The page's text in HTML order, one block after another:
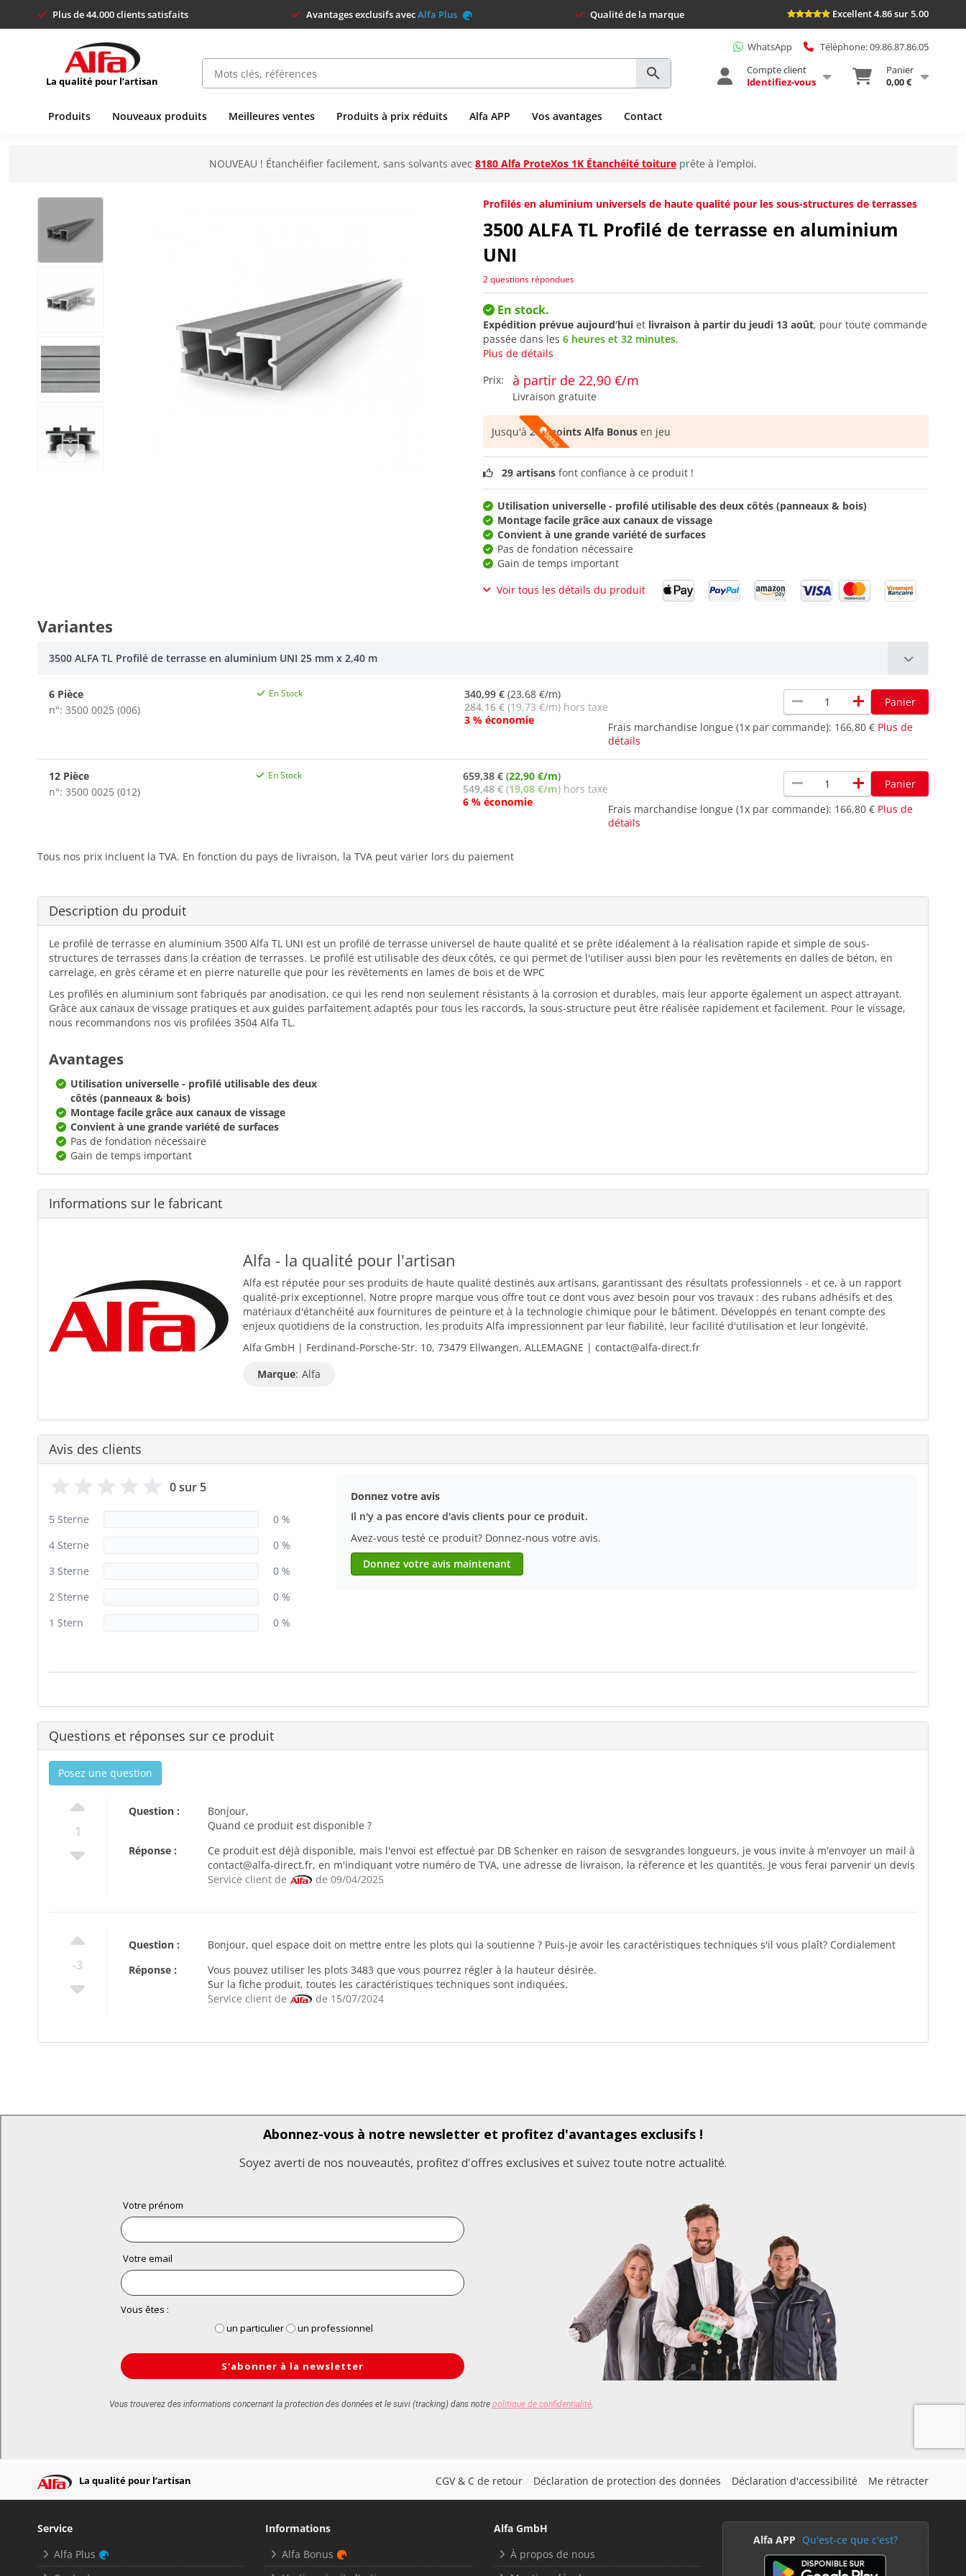
Plus de 44.000 clients satisfaits Avantages exclusifs avecAlfa Plus Qualité de la marque Excellent 4.86 sur 5.00
La qualité pour l’artisan
WhatsApp
Téléphone: 09.86.87.86.05
Compte client
Identifiez-vous
Panier
0,00 €
Produits Nouveaux produits Meilleures ventes Produits à prix réduits Alfa APP Vos avantages Contact
NOUVEAU ! Étanchéifier facilement, sans solvants avec 8180 Alfa ProteXos 1K Étanchéité toiture prête à l’emploi.
Profilés en aluminium universels de haute qualité pour les sous-structures de terrasses
3500 ALFA TL Profilé de terrasse en aluminium
UNI
2 questions répondues
En stock.
Expédition prévue aujourd’hui et livraison à partir du jeudi 13 août, pour toute commande
passée dans les 6 heures et 32 minutes.
Plus de détails
Prix:
à partir de 22,90 €/m
Livraison gratuite
Jusqu'à274 points Alfa Bonus en jeu
29 artisans font confiance à ce produit !
Utilisation universelle - profilé utilisable des deux côtés (panneaux & bois)
Montage facile grâce aux canaux de vissage
Convient à une grande variété de surfaces
Pas de fondation nécessaire
Gain de temps important
Voir tous les détails du produit
Variantes
3500 ALFA TL Profilé de terrasse en aluminium UNI 25 mm x 2,40 m
6 Pièce
n°: 3500 0025 (006)
En Stock 340,99 €(23,68 €/m)
284,16 €(19,73 €/m) hors taxe
3 % économie
remove add
Panier
Frais marchandise longue (1x par commande): 166,80 € Plus de
détails
12 Pièce
n°: 3500 0025 (012)
En Stock 659,38 € (22,90 €/m)
549,48 € (19,08 €/m) hors taxe
6 % économie
remove add
Panier
Frais marchandise longue (1x par commande): 166,80 € Plus de
détails
Tous nos prix incluent la TVA. En fonction du pays de livraison, la TVA peut varier lors du paiement
Description du produit
Le profilé de terrasse en aluminium 3500 Alfa TL UNI est un profilé de terrasse universel de haute qualité et se prête idéalement à la réalisation rapide et simple de sous-
structures de terrasses dans la création de terrasses. Le profilé est utilisable des deux côtés, ce qui permet de l'utiliser aussi bien pour les revêtements en dalles de béton, en
carrelage, en grès cérame et en pierre naturelle que pour les revêtements en lames de bois et de WPC
Les profilés en aluminium sont fabriqués par anodisation, ce qui les rend non seulement résistants à la corrosion et durables, mais leur apporte également un aspect attrayant.
Grâce aux canaux de vissage pratiques et aux guides parfaitement adaptés pour tous les raccords, la sous-structure peut être réalisée rapidement et facilement. Pour le vissage,
nous recommandons nos vis profilées 3504 Alfa TL.
Avantages
Utilisation universelle - profilé utilisable des deux
côtés (panneaux & bois)
Montage facile grâce aux canaux de vissage
Convient à une grande variété de surfaces
Pas de fondation nécessaire
Gain de temps important
Informations sur le fabricant
Alfa - la qualité pour l'artisan
Alfa est réputée pour ses produits de haute qualité destinés aux artisans, garantissant des résultats professionnels - et ce, à un rapport
qualité-prix exceptionnel. Notre propre marque vous offre tout ce dont vous avez besoin pour vos travaux : des rubans adhésifs et des
matériaux d'étanchéité aux fournitures de peinture et à la technologie chimique pour le bâtiment. Développés en tenant compte des
enjeux quotidiens de la construction, les produits Alfa impressionnent par leur fiabilité, leur facilité d'utilisation et leur longévité.
Alfa GmbH | Ferdinand-Porsche-Str. 10, 73479 Ellwangen, ALLEMAGNE | contact@alfa-direct.fr
Marque: Alfa
Avis des clients
0 sur 5
5 Sterne
0 %
4 Sterne
0 %
3 Sterne
0 %
2 Sterne
0 %
1 Stern
0 %
Donnez votre avis
Il n'y a pas encore d'avis clients pour ce produit.
Avez-vous testé ce produit? Donnez-nous votre avis.
Donnez votre avis maintenant
Questions et réponses sur ce produit
Posez une question
1
Question :
Bonjour,
Quand ce produit est disponible ?
Réponse :
Ce produit est déjà disponible, mais l'envoi est effectué par DB Schenker en raison de sesvgrandes longueurs, je vous invite à m'envoyer un mail à
contact@alfa-direct.fr, en m'indiquant votre numéro de TVA, une adresse de livraison, la réference et les quantités. Je vous ferai parvenir un devis
Service client de
de 09/04/2025
-3
Question :
Bonjour, quel espace doit on mettre entre les plots qui la soutienne ? Puis-je avoir les caractéristiques techniques s'il vous plaît? Cordialement
Réponse :
Vous pouvez utiliser les plots 3483 que vous pourrez régler à la hauteur désirée.
Sur la fiche produit, toutes les caractéristiques techniques sont indiquées.
Service client de
de 15/07/2024
La qualité pour l’artisan CGV & C de retour Déclaration de protection des données Déclaration d'accessibilité Me rétracter
Service
Alfa Plus
Informations
Alfa Bonus
Alfa GmbH
À propos de nous
Alfa APP Qu'est-ce que c'est?